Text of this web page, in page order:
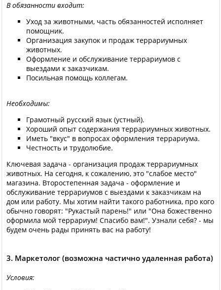
В обязанности входит:
Уход за животными, часть обязанностей исполняет
помощник.
Организация закупок и продаж террариумных
животных.
Оформление и обслуживание террариумов с
выездами к заказчикам.
Посильная помощь коллегам.
Необходимы:
Грамотный русский язык (устный).
Хороший опыт содержания террариумных животных.
Иметь "вкус" в вопросах оформления террариума.
Честность и трудолюбие.
Ключевая задача - организация продаж террариумных
животных. На сегодня, к сожалению, это "слабое место"
магазина. Второстепенная задача - оформление и
обслуживание террариумов с выездами к заказчикам на
дом или работу. Мы хотим найти такого работника, про кого
обычно говорят: "Рукастый парень!" или "Она божественно
оформила мой террариум! Спасибо вам!". Узнали себя? - мы
будем очень рады принять вас на работу!
3. Маркетолог (возможна частично удаленная работа)
Условия: